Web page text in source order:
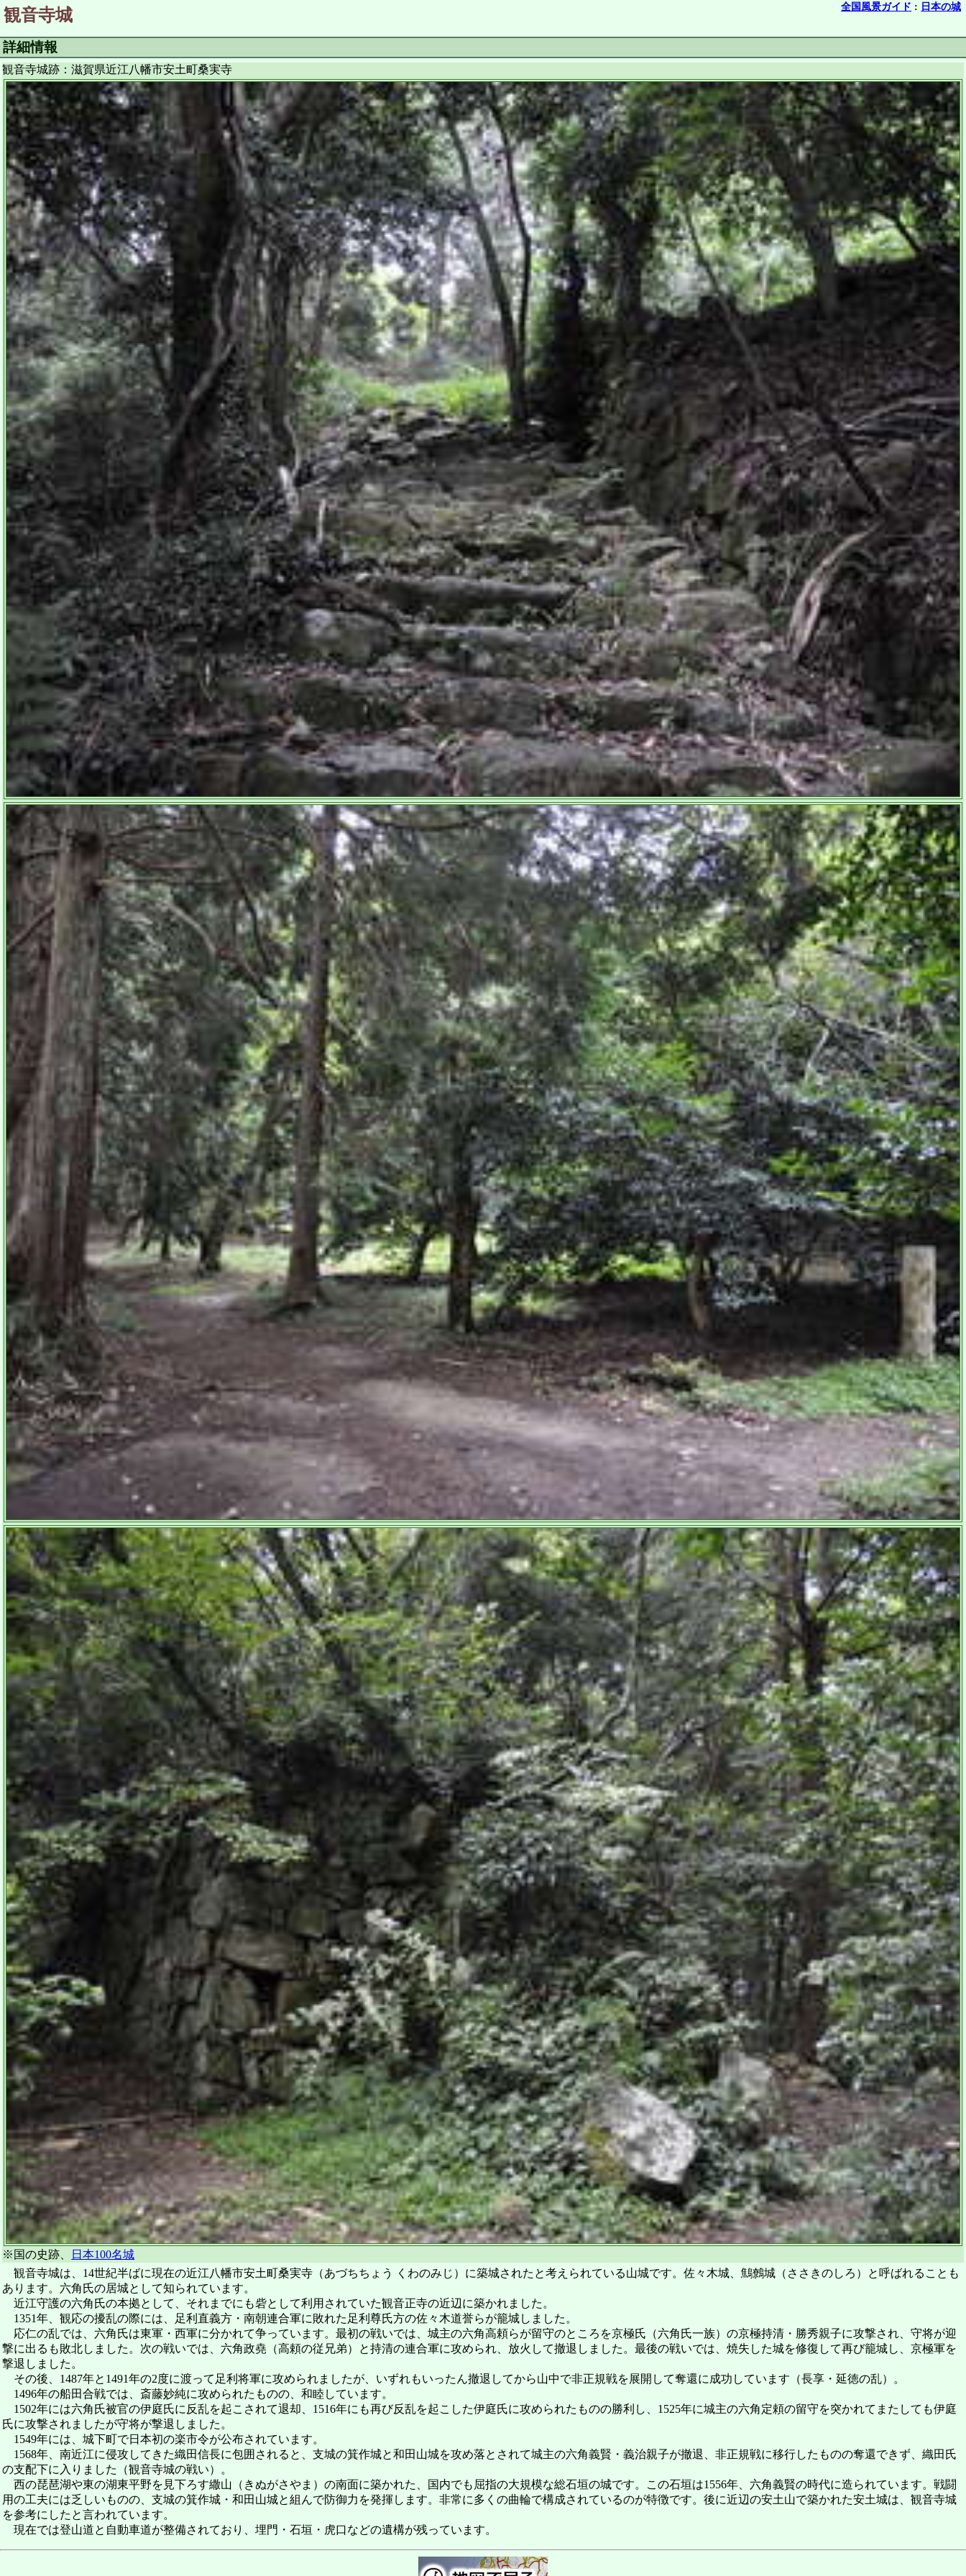
全国風景ガイド : 日本の城
観音寺城
詳細情報
観音寺城跡：滋賀県近江八幡市安土町桑実寺
※国の史跡、
日本100名城
観音寺城は、14世紀半ばに現在の近江八幡市安土町桑実寺（あづちちょう くわのみじ）に築城されたと考えられている山城です。佐々木城、鷦鷯城（ささきのしろ）と呼ばれることも
あります。六角氏の居城として知られています。
近江守護の六角氏の本拠として、それまでにも砦として利用されていた観音正寺の近辺に築かれました。
1351年、観応の擾乱の際には、足利直義方・南朝連合軍に敗れた足利尊氏方の佐々木道誉らが籠城しました。
応仁の乱では、六角氏は東軍・西軍に分かれて争っています。最初の戦いでは、城主の六角高頼らが留守のところを京極氏（六角氏一族）の京極持清・勝秀親子に攻撃され、守将が迎
撃に出るも敗北しました。次の戦いでは、六角政堯（高頼の従兄弟）と持清の連合軍に攻められ、放火して撤退しました。最後の戦いでは、焼失した城を修復して再び籠城し、京極軍を
撃退しました。
その後、1487年と1491年の2度に渡って足利将軍に攻められましたが、いずれもいったん撤退してから山中で非正規戦を展開して奪還に成功しています（長享・延徳の乱）。
1496年の船田合戦では、斎藤妙純に攻められたものの、和睦しています。
1502年には六角氏被官の伊庭氏に反乱を起こされて退却、1516年にも再び反乱を起こした伊庭氏に攻められたものの勝利し、1525年に城主の六角定頼の留守を突かれてまたしても伊庭
氏に攻撃されましたが守将が撃退しました。
1549年には、城下町で日本初の楽市令が公布されています。
1568年、南近江に侵攻してきた織田信長に包囲されると、支城の箕作城と和田山城を攻め落とされて城主の六角義賢・義治親子が撤退、非正規戦に移行したものの奪還できず、織田氏
の支配下に入りました（観音寺城の戦い）。
西の琵琶湖や東の湖東平野を見下ろす繖山（きぬがさやま）の南面に築かれた、国内でも屈指の大規模な総石垣の城です。この石垣は1556年、六角義賢の時代に造られています。戦闘
用の工夫には乏しいものの、支城の箕作城・和田山城と組んで防御力を発揮します。非常に多くの曲輪で構成されているのが特徴です。後に近辺の安土山で築かれた安土城は、観音寺城
を参考にしたと言われています。
現在では登山道と自動車道が整備されており、埋門・石垣・虎口などの遺構が残っています。